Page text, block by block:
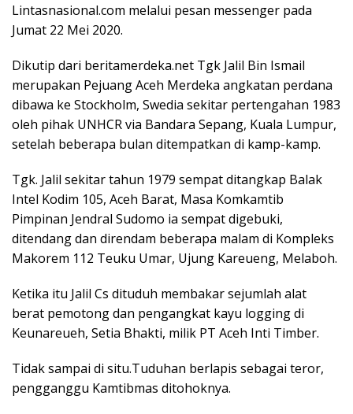
Lintasnasional.com melalui pesan messenger pada
Jumat 22 Mei 2020.
Dikutip dari beritamerdeka.net Tgk Jalil Bin Ismail
merupakan Pejuang Aceh Merdeka angkatan perdana
dibawa ke Stockholm, Swedia sekitar pertengahan 1983
oleh pihak UNHCR via Bandara Sepang, Kuala Lumpur,
setelah beberapa bulan ditempatkan di kamp-kamp.
Tgk. Jalil sekitar tahun 1979 sempat ditangkap Balak
Intel Kodim 105, Aceh Barat, Masa Komkamtib
Pimpinan Jendral Sudomo ia sempat digebuki,
ditendang dan direndam beberapa malam di Kompleks
Makorem 112 Teuku Umar, Ujung Kareueng, Melaboh.
Ketika itu Jalil Cs dituduh membakar sejumlah alat
berat pemotong dan pengangkat kayu logging di
Keunareueh, Setia Bhakti, milik PT Aceh Inti Timber.
Tidak sampai di situ.Tuduhan berlapis sebagai teror,
pengganggu Kamtibmas ditohoknya.